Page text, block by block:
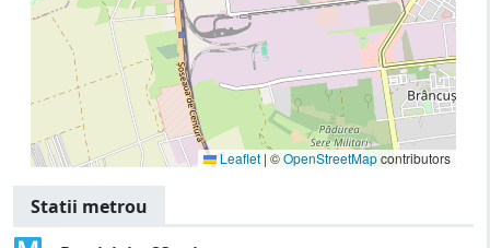
Leaflet | ©OpenStreetMapcontributors
Statii metrou